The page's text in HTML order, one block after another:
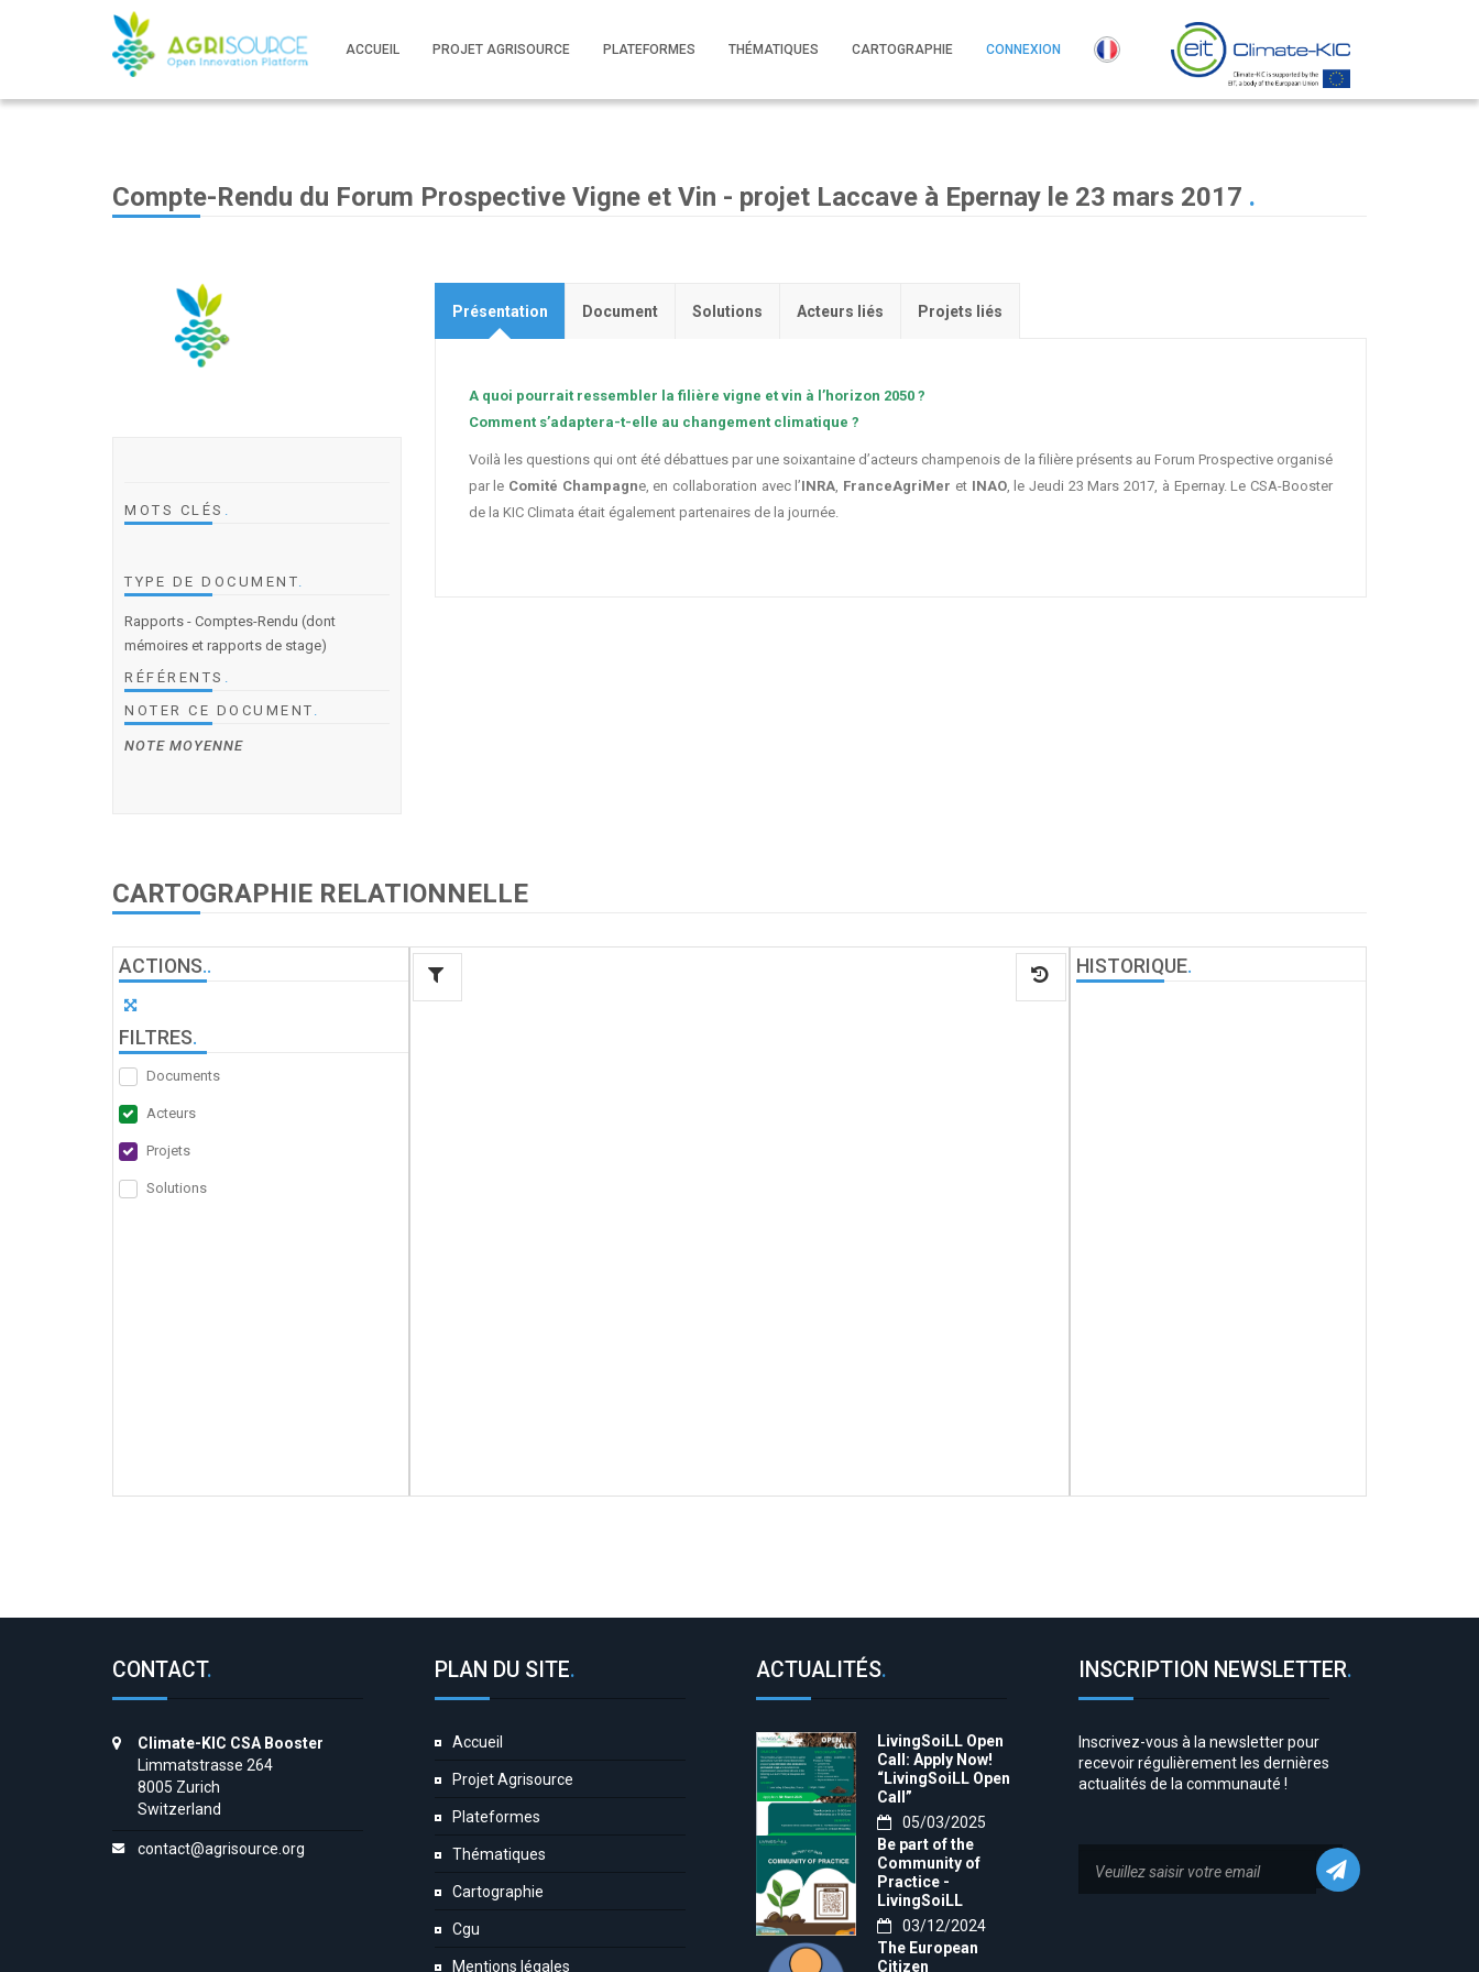
ACCUEIL PROJET AGRISOURCE PLATEFORMES THÉMATIQUES CARTOGRAPHIE CONNEXION
Compte-Rendu du Forum Prospective Vigne et Vin - projet Laccave à Epernay le 23 mars 2017 .
MOTS CLÉS .
TYPE DE DOCUMENT.
Rapports - Comptes-Rendu (dont
mémoires et rapports de stage)
RÉFÉRENTS .
NOTER CE DOCUMENT .
NOTE MOYENNE
Présentation Document Solutions Acteurs liés Projets liés
A quoi pourrait ressembler la filière vigne et vin à l’horizon 2050 ?
Comment s’adaptera-t-elle au changement climatique ?
Voilà les questions qui ont été débattues par une soixantaine d’acteurs champenois de la filière présents au Forum Prospective organisé
par le Comité Champagne, en collaboration avec l’INRA, FranceAgriMer et INAO, le Jeudi 23 Mars 2017, à Epernay. Le CSA-Booster
de la KIC Climata était également partenaires de la journée.
CARTOGRAPHIE RELATIONNELLE
ACTIONS..
FILTRES.
Documents
Acteurs
Projets
Solutions
HISTORIQUE.
CONTACT.
Climate-KIC CSA Booster
Limmatstrasse 264
8005 Zurich
Switzerland
contact@agrisource.org
PLAN DU SITE.
Accueil
Projet Agrisource
Plateformes
Thématiques
Cartographie
Cgu
Mentions légales
ACTUALITÉS.
LivingSoiLL Open
Call: Apply Now!
“LivingSoiLL Open
Call”
05/03/2025
Be part of the
Community of
Practice -
LivingSoiLL
project
LivingSoiLL
project is
03/12/2024
The European
Citizen
INSCRIPTION NEWSLETTER.
Inscrivez-vous à la newsletter pour
recevoir régulièrement les dernières
actualités de la communauté !